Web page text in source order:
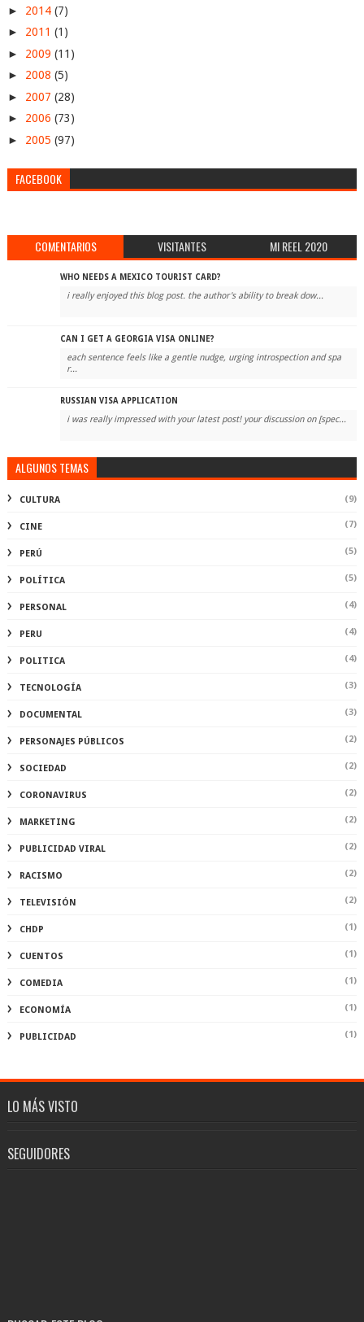
► 2014 (7)
► 2011 (1)
► 2009 (11)
► 2008 (5)
► 2007 (28)
► 2006 (73)
► 2005 (97)
FACEBOOK
COMENTARIOS VISITANTES MI REEL 2020
WHO NEEDS A MEXICO TOURIST CARD?
i really enjoyed this blog post. the author's ability to break dow...
CAN I GET A GEORGIA VISA ONLINE?
each sentence feels like a gentle nudge, urging introspection and spa
r...
RUSSIAN VISA APPLICATION
i was really impressed with your latest post! your discussion on [spec...
ALGUNOS TEMAS
CULTURA (9)
CINE (7)
PERÚ (5)
POLÍTICA (5)
PERSONAL (4)
PERU (4)
POLITICA (4)
TECNOLOGÍA (3)
DOCUMENTAL (3)
PERSONAJES PÚBLICOS (2)
SOCIEDAD (2)
CORONAVIRUS (2)
MARKETING (2)
PUBLICIDAD VIRAL (2)
RACISMO (2)
TELEVISIÓN (2)
CHDP (1)
CUENTOS (1)
COMEDIA (1)
ECONOMÍA (1)
PUBLICIDAD (1)
LO MÁS VISTO
SEGUIDORES